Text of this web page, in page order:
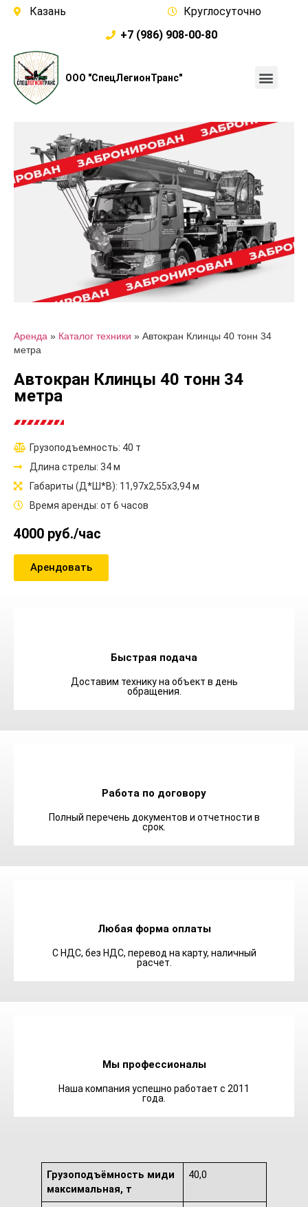
Казань
Круглосуточно
+7 (986) 908-00-80
ООО "СпецЛегионТранс"
Аренда » Каталог техники » Автокран Клинцы 40 тонн 34
метра
Автокран Клинцы 40 тонн 34
метра
Грузоподъемность: 40 т
Длина стрелы: 34 м
Габариты (Д*Ш*В): 11,97x2,55x3,94 м
Время аренды: от 6 часов
4000 руб./час
Арендовать
Быстрая подача
Доставим технику на объект в день
обращения.
Работа по договору
Полный перечень документов и отчетности в
срок.
Любая форма оплаты
С НДС, без НДС, перевод на карту, наличный
расчет.
Мы профессионалы
Наша компания успешно работает с 2011
года.
Грузоподъёмность миди
максимальная, т
40,0